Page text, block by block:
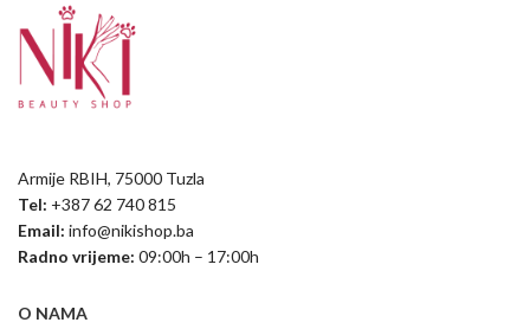
Armije RBIH, 75000 Tuzla
Tel: +387 62 740 815
Email: info@nikishop.ba
Radno vrijeme: 09:00h – 17:00h
O NAMA